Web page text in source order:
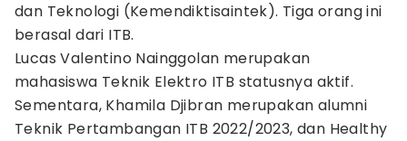
dan Teknologi (Kemendiktisaintek). Tiga orang ini
berasal dari ITB.
Lucas Valentino Nainggolan merupakan
mahasiswa Teknik Elektro ITB statusnya aktif.
Sementara, Khamila Djibran merupakan alumni
Teknik Pertambangan ITB 2022/2023, dan Healthy